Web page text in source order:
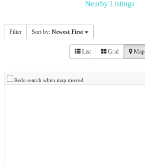
Nearby Listings
Filter Sort by: Newest First
List Grid Map
Redo search when map moved